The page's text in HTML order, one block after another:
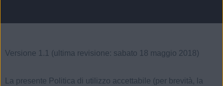
Versione 1.1 (ultima revisione: sabato 18 maggio 2018)
La presente Politica di utilizzo accettabile (per brevità, la